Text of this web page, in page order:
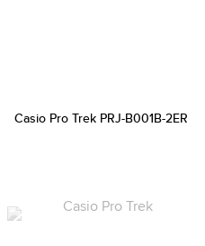
Casio Pro Trek PRJ-B001B-2ER